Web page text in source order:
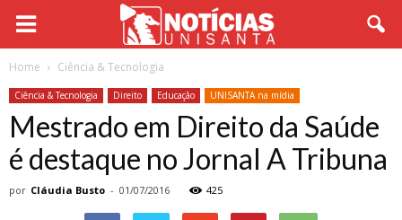
Home Ciência & Tecnologia
Ciência & Tecnologia Direito Educação UNISANTA na mídia
Mestrado em Direito da Saúde
é destaque no Jornal A Tribuna
por Cláudia Busto - 01/07/2016 425